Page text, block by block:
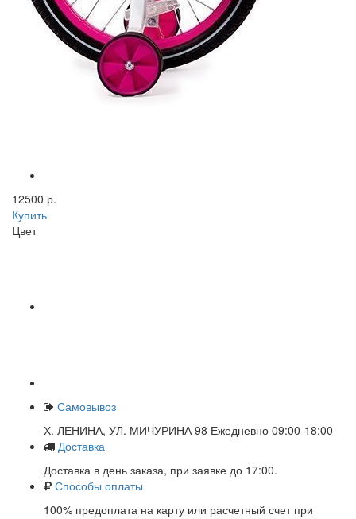
12500 р.
Купить
Цвет
Самовывоз
Х. ЛЕНИНА, УЛ. МИЧУРИНА 98 Ежедневно 09:00-18:00
Доставка
Доставка в день заказа, при заявке до 17:00.
Способы оплаты
100% предоплата на карту или расчетный счет при